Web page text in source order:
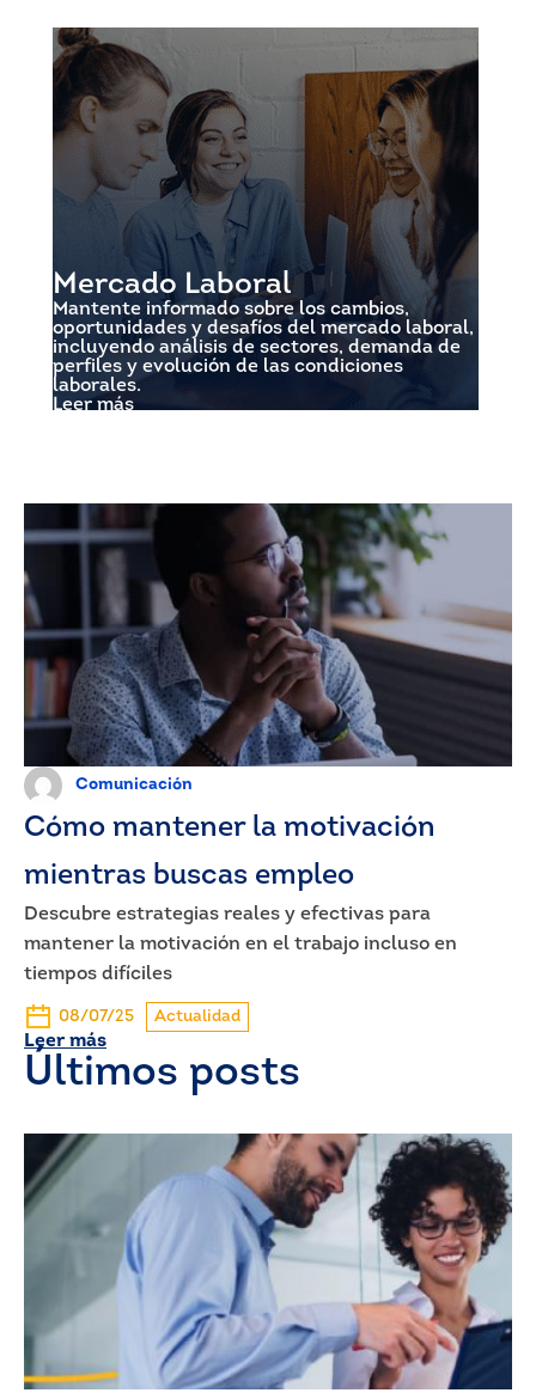
Comunicación
Cómo mantener la motivación
mientras buscas empleo
Descubre estrategias reales y efectivas para
mantener la motivación en el trabajo incluso en
tiempos difíciles
08/07/25 Actualidad
Leer más
Mercado Laboral
Mantente informado sobre los cambios,
oportunidades y desafíos del mercado laboral,
incluyendo análisis de sectores, demanda de
perfiles y evolución de las condiciones
laborales.
Leer más
Últimos posts